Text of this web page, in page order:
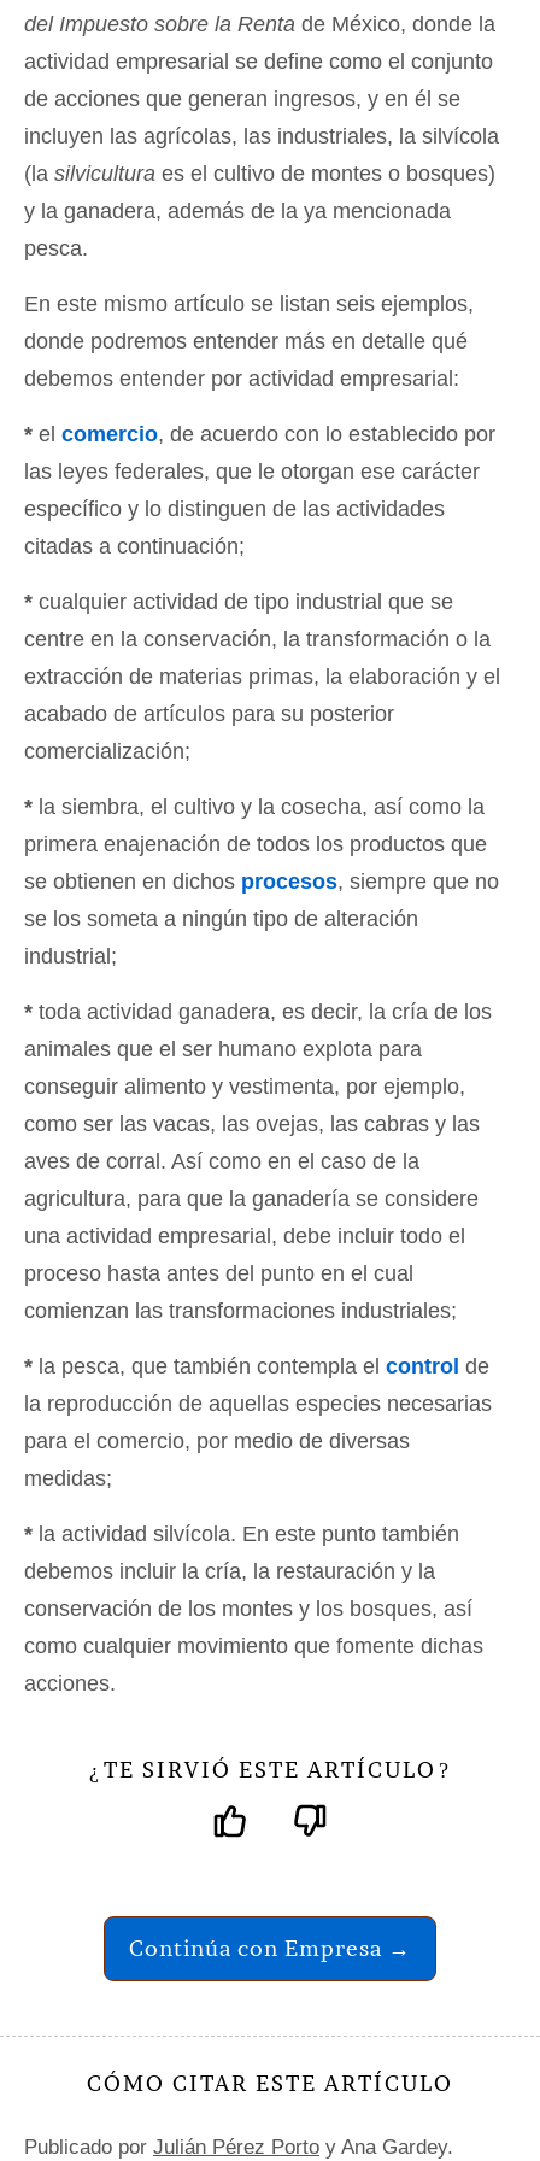
del Impuesto sobre la Renta de México, donde la
actividad empresarial se define como el conjunto
de acciones que generan ingresos, y en él se
incluyen las agrícolas, las industriales, la silvícola
(la silvicultura es el cultivo de montes o bosques)
y la ganadera, además de la ya mencionada
pesca.
En este mismo artículo se listan seis ejemplos,
donde podremos entender más en detalle qué
debemos entender por actividad empresarial:
* el comercio, de acuerdo con lo establecido por
las leyes federales, que le otorgan ese carácter
específico y lo distinguen de las actividades
citadas a continuación;
* cualquier actividad de tipo industrial que se
centre en la conservación, la transformación o la
extracción de materias primas, la elaboración y el
acabado de artículos para su posterior
comercialización;
* la siembra, el cultivo y la cosecha, así como la
primera enajenación de todos los productos que
se obtienen en dichos procesos, siempre que no
se los someta a ningún tipo de alteración
industrial;
* toda actividad ganadera, es decir, la cría de los
animales que el ser humano explota para
conseguir alimento y vestimenta, por ejemplo,
como ser las vacas, las ovejas, las cabras y las
aves de corral. Así como en el caso de la
agricultura, para que la ganadería se considere
una actividad empresarial, debe incluir todo el
proceso hasta antes del punto en el cual
comienzan las transformaciones industriales;
* la pesca, que también contempla el control de
la reproducción de aquellas especies necesarias
para el comercio, por medio de diversas
medidas;
* la actividad silvícola. En este punto también
debemos incluir la cría, la restauración y la
conservación de los montes y los bosques, así
como cualquier movimiento que fomente dichas
acciones.
¿ TE SIRVIÓ ESTE ARTÍCULO ?
Continúa con Empresa →
CÓMO CITAR ESTE ARTÍCULO
Publicado por Julián Pérez Porto y Ana Gardey.